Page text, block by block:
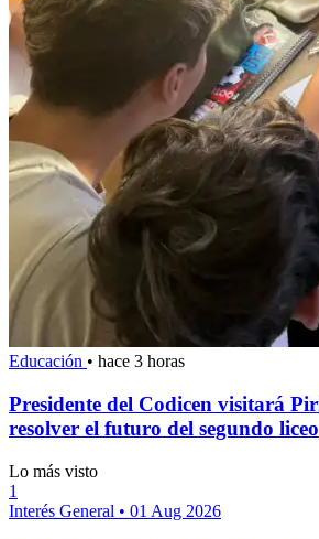
Educación • hace 3 horas
Presidente del Codicen visitará
resolver el futuro del segundo liceo
Lo más visto
1
Interés General • 01 Aug 2026